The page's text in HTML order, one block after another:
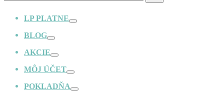
LP PLATNE
BLOG
AKCIE
MÔJ ÚČET
POKLADŇA